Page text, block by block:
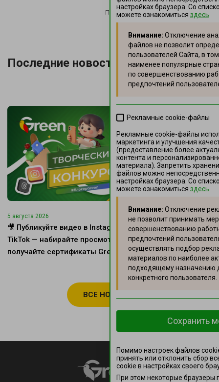
Поделиться в:
Последние новости
🎥 Публикуйте видео в Instagram или
TikTok — набирайте просмотры —
получайте сертификаты Green!
5 августа 2026
Стартует
— время
5 августа 2026
ВСЕ НОВОСТИ
настройках браузера. Со
можете ознакомиться здесь
Внимание: Отключение
файлов не позволит
пользователей Сайта, в
наименее популярные
по совершенствованию
предпочтений
Рекламные cookie-файлы
Рекламные cookie-файлы
маркетинга и улучшения
(предоставление более
контента и
материала). Запретить
файлов можно
настройках браузера. Со
можете ознакомиться здесь
Внимание: Отключение
не позволит принимать
совершенствованию
предпочтений
осуществлять подбор
материалов по наиболее
подходящему назначению
конкретного пользователя.
Сохранить
Помимо настроек файлов
принять или отклонить сбор
сookie в настройках своего
При этом некоторые